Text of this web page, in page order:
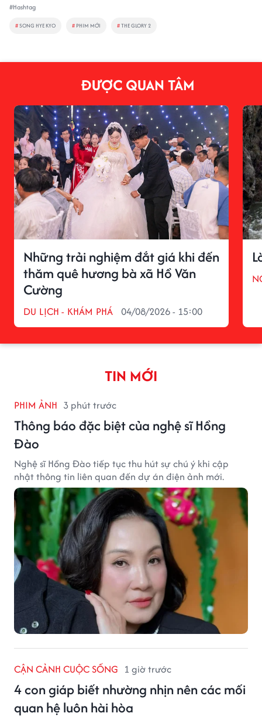
#Hashtag
#SONG HYE KYO # PHIM MỚI #THE GLORY 2
ĐƯỢC QUAN TÂM
Những trải nghiệm đắt giá khi đến
thăm quê hương bà xã Hồ Văn
Cường
DU LỊCH - KHÁM PHÁ 04/08/2026 - 15:00
TIN MỚI
PHIM ẢNH 3 phút trước
Thông báo đặc biệt của nghệ sĩ Hồng
Đào
Nghệ sĩ Hồng Đào tiếp tục thu hút sự chú ý khi cập
nhật thông tin liên quan đến dự án điện ảnh mới.
CẬN CẢNH CUỘC SỐNG 1 giờ trước
4 con giáp biết nhường nhịn nên các mối
quan hệ luôn hài hòa